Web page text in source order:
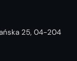
25, 04-204